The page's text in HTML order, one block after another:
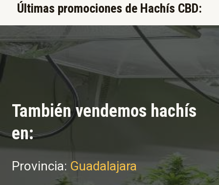
Últimas promociones de Hachís CBD:​
También vendemos hachís
en:
Provincia: Guadalajara